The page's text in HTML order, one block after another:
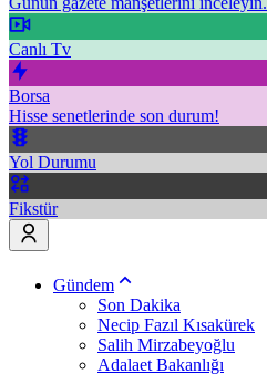
Canlı Tv
Borsa
Hisse senetlerinde son durum!
Yol Durumu
Fikstür
Gündem
Son Dakika
Necip Fazıl Kısakürek
Salih Mirzabeyoğlu
Adalaet Bakanlığı